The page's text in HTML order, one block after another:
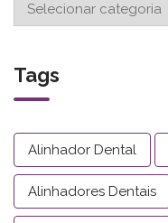
Tags
Alinhador Dental
Alinhadores Dentais